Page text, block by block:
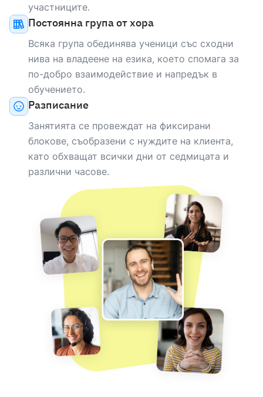
НОСИТЕЛ НА ЕЗИКА
Edward
Mother tongue
НОСИТЕЛ НА ЕЗИКА
englishMother tongue
НОСИТЕЛ НА ЕЗИКА
english
НОСИТЕЛ НА ЕЗИКА
englishMother tongue
НОСИТЕЛ НА ЕЗИКА
Flavia
участниците.
Постоянна група от хора
Всяка група обединява ученици със сходни
нива на владеене на езика, което спомага за
по-добро взаимодействие и напредък в
обучението.
Разписание
Занятията се провеждат на фиксирани
блокове, съобразени с нуждите на клиента,
като обхващат всички дни от седмицата и
различни часове.